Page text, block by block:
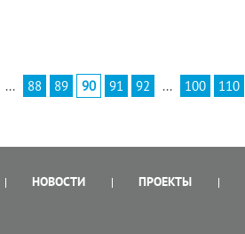
... 88 89 90 91 92 ... 100 110
НОВОСТИ ПРОЕКТЫ